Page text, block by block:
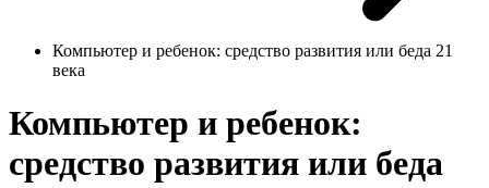
Компьютер и ребенок: средство развития или беда 21
века
Компьютер и ребенок:
средство развития или беда